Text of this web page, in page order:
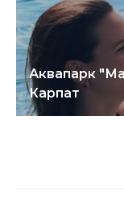
Аквапарк
Карпат